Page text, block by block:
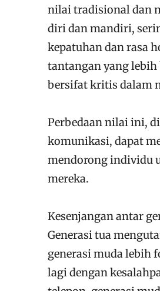
nilai tradisional dan
diri dan mandiri,
kepatuhan dan rasa
tantangan yang
bersifat kritis dalam
Perbedaan nilai ini,
komunikasi, dapat
mendorong individu
mereka.
Kesenjangan antar
Generasi tua
generasi muda lebih
lagi dengan